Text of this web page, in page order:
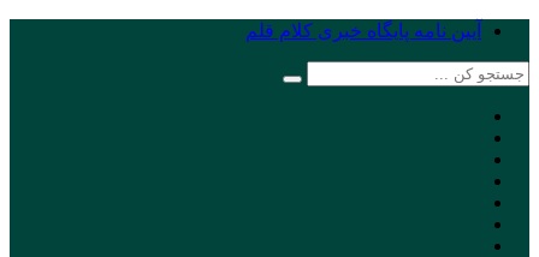
آیین نامه پایگاه خبری کلام قلم